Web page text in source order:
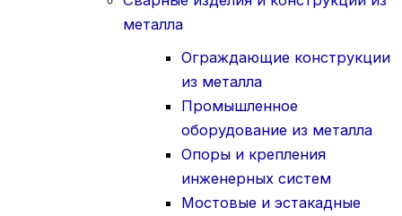
металла
Ограждающие конструкции
из металла
Промышленное
оборудование из металла
Опоры и крепления
инженерных систем
Мостовые и эстакадные